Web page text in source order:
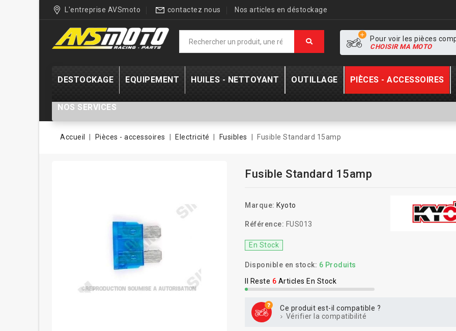
L'entreprise AVSmoto contactez nous Nos articles en déstockage
Pour voir les pièces
CHOISIR MA MOTO
DESTOCKAGE EQUIPEMENT HUILES - NETTOYANT OUTILLAGE PIÈCES - ACCESSOIRES
NOS SERVICES
Accueil Pièces - accessoires Electricité Fusibles Fusible Standard 15amp
Fusible Standard 15amp
Marque: Kyoto
Référence: FUS013
En Stock
Disponible en stock: 6 Produits
Il Reste 6 Articles En Stock
Ce produit est-il compatible ?
Vérifier la compatibilité